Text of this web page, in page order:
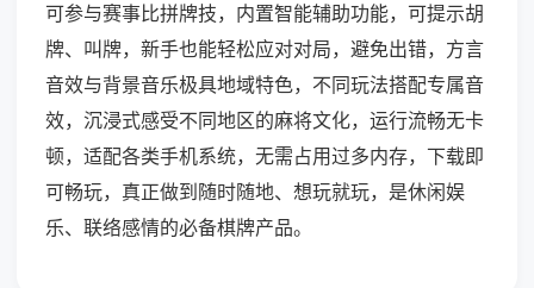
可参与赛事比拼牌技，内置智能辅助功能，可提示胡
牌、叫牌，新手也能轻松应对对局，避免出错，方言
音效与背景音乐极具地域特色，不同玩法搭配专属音
效，沉浸式感受不同地区的麻将文化，运行流畅无卡
顿，适配各类手机系统，无需占用过多内存，下载即
可畅玩，真正做到随时随地、想玩就玩，是休闲娱
乐、联络感情的必备棋牌产品。